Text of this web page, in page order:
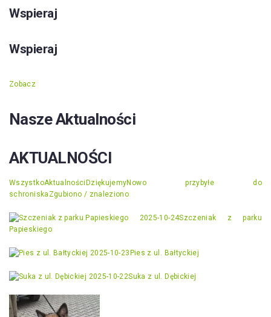
Wspieraj
Wspieraj
Zobacz
Nasze Aktualności
AKTUALNOŚCI
WszystkoAktualności DziękujemyNowo przybyłe do
schroniska Zgubiono / znaleziono
2025-10-24Szczeniak z parku
Papieskiego
2025-10-23 Pies z ul. Bałtyckiej
2025-10-22Suka z ul. Dębickiej